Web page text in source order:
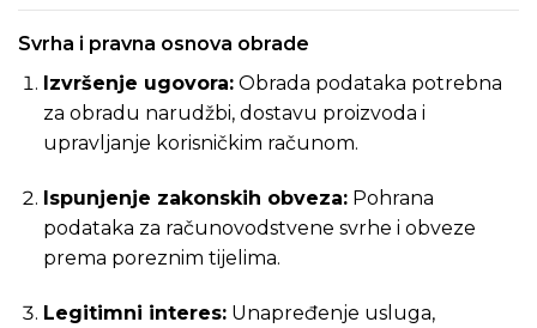
Svrha i pravna osnova obrade
Izvršenje ugovora:Obrada podataka potrebna
za obradu narudžbi, dostavu proizvoda i
upravljanje korisničkim računom.
Ispunjenje zakonskih obveza:Pohrana
podataka za računovodstvene svrhe i obveze
prema poreznim tijelima.
Legitimni interes:Unapređenje usluga,